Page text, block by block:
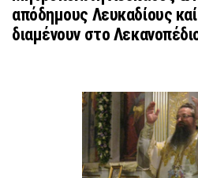
απόδημους Λευκαδίους
διαμένουν στο